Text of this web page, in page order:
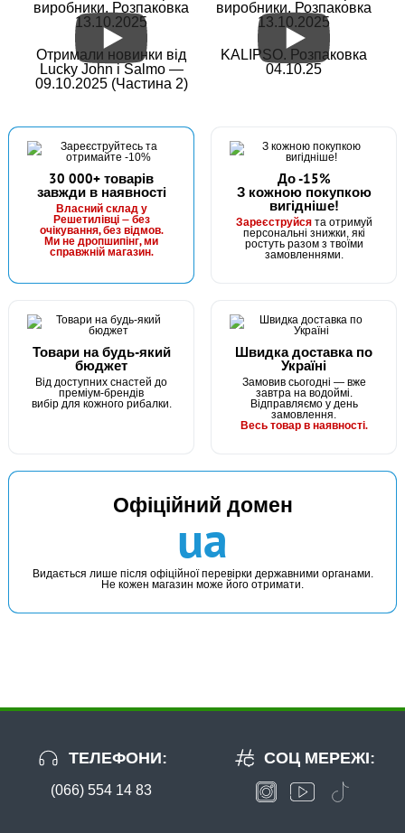
Голка GC Boilie Needle NEW 2021
#1665306
В наявності
110 грн 4 шт.
КУПИТИ
Голка GC Stringer Needle NEW 2021
КУПИТИ
виробники. Розпаковка
13.10.2025
виробники. Розпаковка
13.10.2025
Отримали новинки від
Lucky John і Salmo —
09.10.2025 (Частина 2)
KALIPSO. Розпаковка
04.10.25
30 000+ товарів
завжди в наявності
Власний склад у
Решетилівці — без
очікування, без відмов.
Ми не дропшипінг, ми
справжній магазин.
До -15%
З кожною покупкою
вигідніше!
Зареєструйсята отримуй
персональні знижки, які
ростуть разом з твоїми
замовленнями.
Товари на будь-який
бюджет
Від доступних снастей до
преміум-брендів
вибір для кожного рибалки.
Швидка доставка по
Україні
Замовив сьогодні — вже
завтра на водоймі.
Відправляємо у день
замовлення.
Весь товар в наявності.
Офіційний домен
ua
Видається лише після офіційної перевірки державними органами.
Не кожен магазин може його отримати.
ТЕЛЕФОНИ:
(066) 554 14 83
СОЦ МЕРЕЖІ: